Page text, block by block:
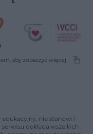
nie stanowi i
dokłada wszelkich